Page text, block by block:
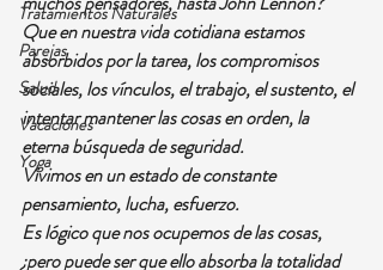
Tratamientos Naturales
Parejas
Salud
Vacaciones
Yoga
Que en nuestra vida cotidiana estamos
absorbidos por la tarea, los compromisos
sociales, los vínculos, el trabajo, el sustento, el
intentar mantener las cosas en orden, la
eterna búsqueda de seguridad.
Vivimos en un estado de constante
pensamiento, lucha, esfuerzo.
Es lógico que nos ocupemos de las cosas,
¿pero puede ser que ello absorba la totalidad